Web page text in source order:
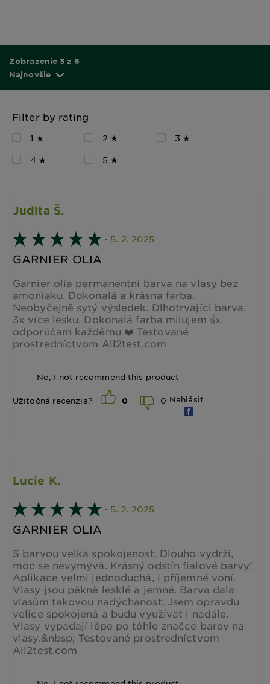
Zobrazenie 3 z 6
Najnovšie
Filter by rating
1 ★ 2 ★
3 ★
4 ★
5 ★
Judita Š.
- 5. 2. 2025
GARNIER OLIA
Garnier olia permanentní barva na vlasy bez
amoniaku. Dokonalá a krásna farba.
Neobyčejně sytý výsledek. Dlhotrvajíci barva.
3x více lesku. Dokonalá farba milujem 👍,
odporúčam každému ❤️ Testované
prostredníctvom All2test.com
No, I not recommend this product
Užitočná recenzia? 0 0 Nahlásiť
Lucie K.
- 5. 2. 2025
GARNIER OLIA
S barvou velká spokojenost. Dlouho vydrží,
moc se nevymývá. Krásný odstín fialové barvy!
Aplikace velmi jednoduchá, i příjemné voní.
Vlasy jsou pěkně lesklé a jemné. Barva dala
vlasům takovou nadýchanost. Jsem opravdu
velice spokojená a budu využívat i nadále.
Vlasy vypadají lépe po téhle značce barev na
vlasy.&nbsp; Testované prostredníctvom
All2test.com